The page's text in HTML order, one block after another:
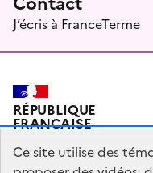
J’écris à FranceTerme
RÉPUBLIQUE
FRANÇAISE
Ce site utilise des